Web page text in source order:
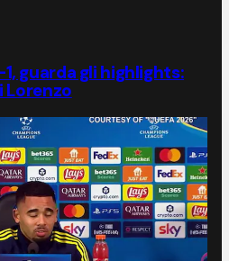
guarda gli highlights:
Lorenzo